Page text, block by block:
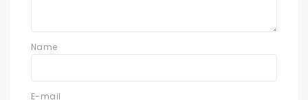
Name
E-mail